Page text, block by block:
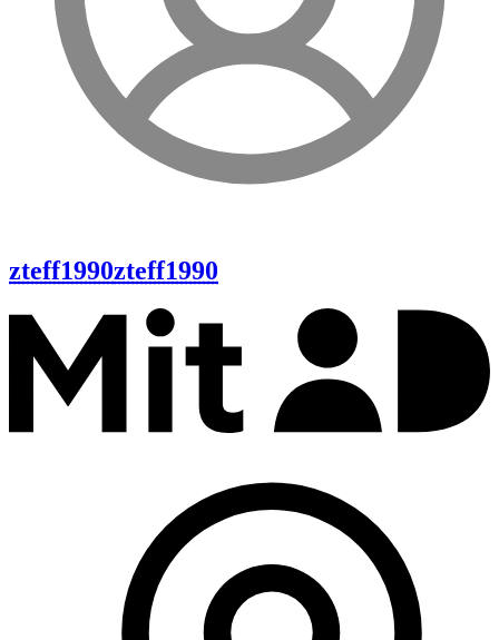
zteff1990zteff1990